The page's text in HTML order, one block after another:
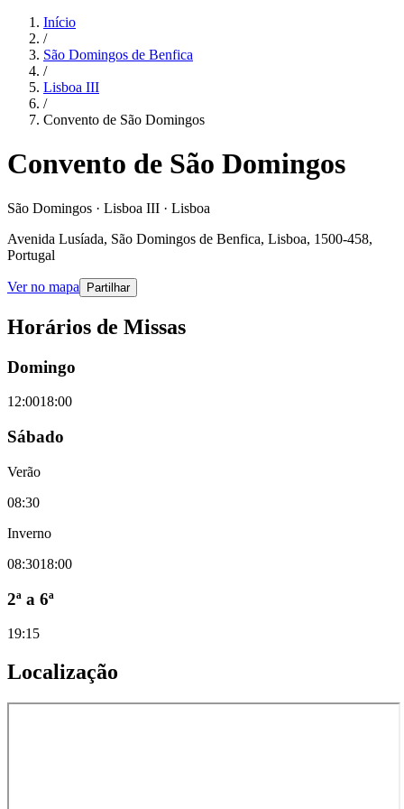
Início
/
São Domingos de Benfica
/
Lisboa III
/
Convento de São Domingos
Convento de São Domingos
São Domingos · Lisboa III · Lisboa
Avenida Lusíada, São Domingos de Benfica, Lisboa, 1500-458,
Portugal
Ver no mapa Partilhar
Horários de Missas
Domingo
12:0018:00
Sábado
Verão
08:30
Inverno
08:3018:00
2ª a 6ª
19:15
Localização